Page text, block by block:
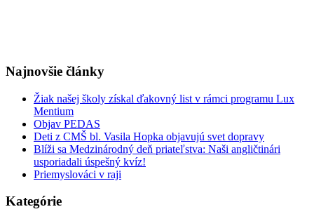
Najnovšie články
Žiak našej školy získal ďakovný list v rámci programu Lux
Mentium
Objav PEDAS
Deti z CMŠ bl. Vasila Hopka objavujú svet dopravy
Blíži sa Medzinárodný deň priateľstva: Naši angličtinári
usporiadali úspešný kvíz!
Priemyslováci v raji
Kategórie